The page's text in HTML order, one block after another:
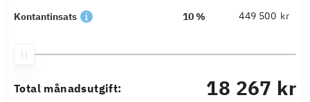
Kontantinsats 10 % kr
Total månadsutgift: 18 267 kr